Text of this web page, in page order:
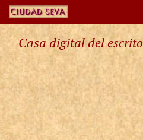
Casa digital del